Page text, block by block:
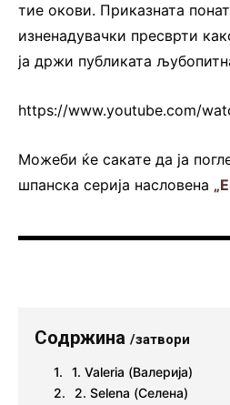
тие окови. Приказната
изненадувачки пресврти
ја држи публиката
https://www.youtube.com/
Можеби ќе сакате да ја
шпанска серија насловена
Содржина /затвори
1. Valeria (Валерија)
2. Selena (Селена)